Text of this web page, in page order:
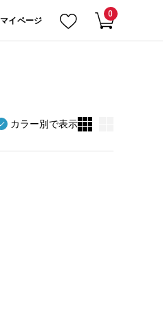
マイページ
0
カラー別で表示